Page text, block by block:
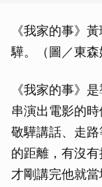
《我家的事》
驊。（圖／東森
《我家的事》
串演出電影的
敬驊講話、走
的距離，有沒
才剛講完他就